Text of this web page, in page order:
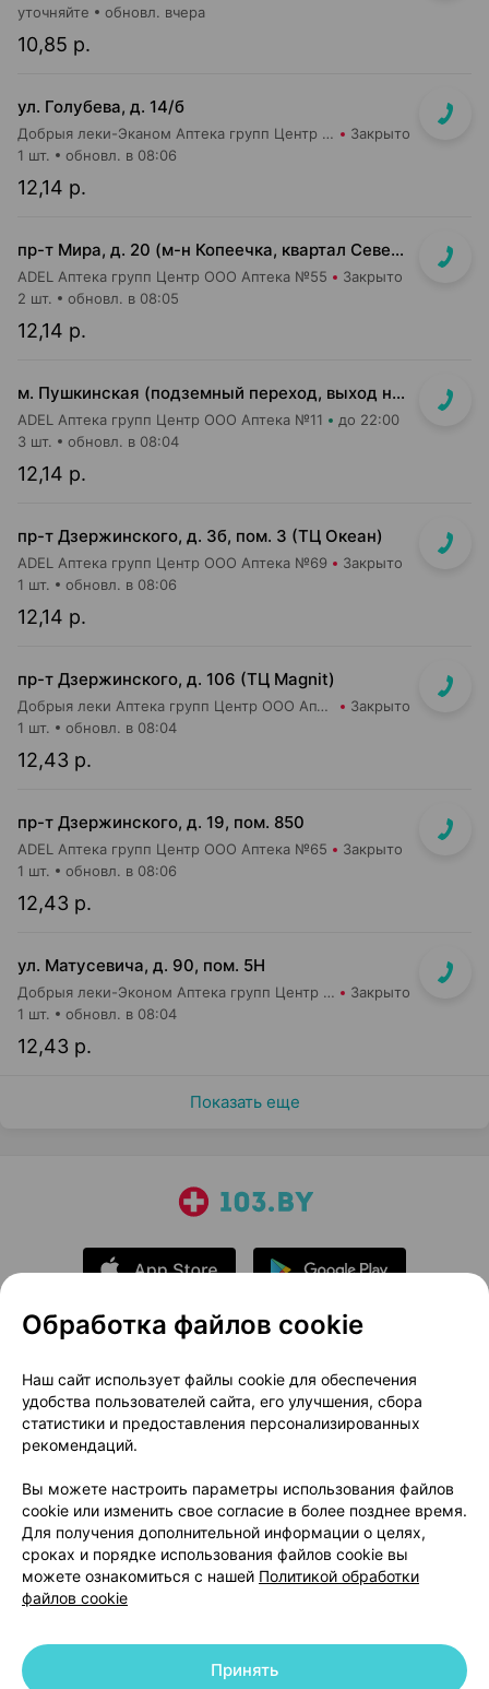
10,85 р.
уточняйте обновл. вчера
ул. Голубева, д. 14/б
Добрыя леки-Эканом Аптека групп Центр ООО Аптека №88 Закрыто
12,14 р.
1 шт. обновл. в 08:06
пр-т Мира, д. 20 (м-н Копеечка, квартал Северная Европа)
ADEL Аптека групп Центр ООО Аптека №55 Закрыто
12,14 р.
2 шт. обновл. в 08:05
м. Пушкинская (подземный переход, выход на гостиницу "Орбита")
ADEL Аптека групп Центр ООО Аптека №11 до 22:00
12,14 р.
3 шт. обновл. в 08:04
пр-т Дзержинского, д. 3б, пом. 3 (ТЦ Океан)
ADEL Аптека групп Центр ООО Аптека №69 Закрыто
12,14 р.
1 шт. обновл. в 08:06
пр-т Дзержинского, д. 106 (ТЦ Magnit)
Добрыя леки Аптека групп Центр ООО Аптека №113 Закрыто
12,43 р.
1 шт. обновл. в 08:04
пр-т Дзержинского, д. 19, пом. 850
ADEL Аптека групп Центр ООО Аптека №65 Закрыто
12,43 р.
1 шт. обновл. в 08:06
ул. Матусевича, д. 90, пом. 5Н
Добрыя леки-Эконом Аптека групп Центр ООО Аптека №17 Закрыто
12,43 р.
1 шт. обновл. в 08:04
Показать еще
О проекте
Новости проекта
Размещение рекламы
Медицинский маркетинг
Публичный договор
Доставка
Способы оплаты
Вакансии
Партнеры
Написать руководителю 103.by
Написать в поддержку
Персональные настройки Cookie
Обработка файлов cookie
Наш сайт использует файлы cookie для обеспечения
удобства пользователей сайта, его улучшения, сбора
статистики и предоставления персонализированных
рекомендаций.
Вы можете настроить параметры использования файлов
cookie или изменить свое согласие в более позднее время.
Для получения дополнительной информации о целях,
сроках и порядке использования файлов cookie вы
можете ознакомиться с нашей Политикой обработки
файлов cookie
Принять